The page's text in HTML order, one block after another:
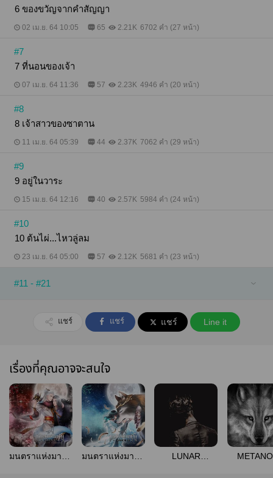
6 ของขวัญจากคำสัญญา
02 เม.ย. 64 10:05 65 2.21K 6702 คำ (27 หน้า)
#7
7 ที่นอนของเจ้า
07 เม.ย. 64 11:36 57 2.23K 4946 คำ (20 หน้า)
#8
8 เจ้าสาวของซาตาน
11 เม.ย. 64 05:39 44 2.37K 7062 คำ (29 หน้า)
#9
9 อยู่ในวาระ
15 เม.ย. 64 12:16 40 2.57K 5984 คำ (24 หน้า)
#10
10 ต้นไผ่...ไหวลู่ลม
23 เม.ย. 64 05:00 57 2.12K 5681 คำ (23 หน้า)
#11 - #21
แชร์ แชร์ แชร์ Line it
เรื่องที่คุณอาจจะสนใจ
มนตราแห่งมายัน
มนตราแห่งมายัน
LUNAR